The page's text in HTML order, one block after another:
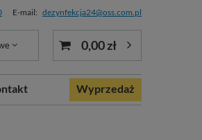
E-mail: dezynfekcja24@oss.com.pl
0,00 zł
Wyprzedaż